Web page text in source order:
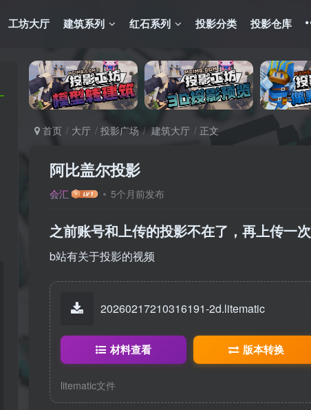
工坊大厅 建筑系列 红石系列 投影分类 投影仓库
首页 大厅 投影广场 建筑大厅 正文
阿比盖尔投影
会汇 5个月前发布
之前账号和上传的投影不在了，再上传一次
b站有关于投影的视频
20260217210316191-2d.litematic
材料查看 版本转换
litematic文件